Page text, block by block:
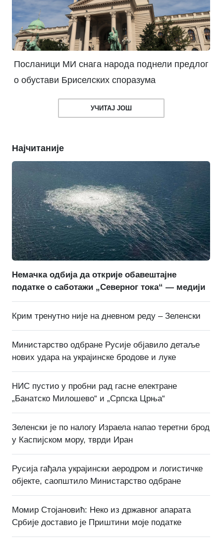
Посланици МИ снага народа поднели предлог
о обустави Бриселских споразума
УЧИТАЈ ЈОШ
Најчитаније
Немачка одбија да открије обавештајне
податке о саботажи „Северног тока“ — медији
Крим тренутно није на дневном реду – Зеленски
Министарство одбране Русије објавило детаље
нових удара на украјинске бродове и луке
НИС пустио у пробни рад гасне електране
„Банатско Милошево“ и „Српска Црња“
Зеленски је по налогу Израела напао теретни брод
у Каспијском мору, тврди Иран
Русија гађала украјински аеродром и логистичке
објекте, саопштило Министарство одбране
Момир Стојановић: Неко из државног апарата
Србије доставио је Приштини моје податке